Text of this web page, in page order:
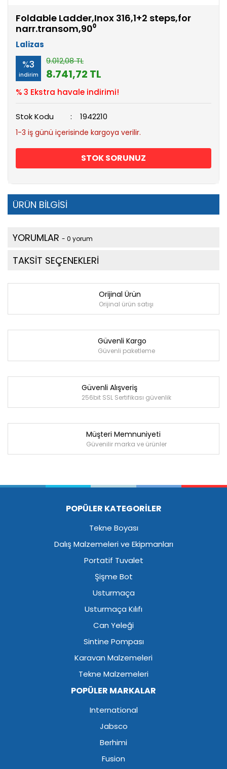
Foldable Ladder,Inox 316,1+2 steps,for
narr.transom,90⁰
Lalizas
%3
indirim
9.012,08 TL
8.741,72 TL
% 3 Ekstra havale indirimi!
Stok Kodu 1942210
1-3 iş günü içerisinde kargoya verilir.
STOK SORUNUZ
ÜRÜN BİLGİSİ
YORUMLAR - 0 yorum
TAKSİT SEÇENEKLERİ
Orijinal Ürün
Orijinal ürün satışı
Güvenli Kargo
Güvenli paketleme
Güvenli Alışveriş
256bit SSL Sertifikası güvenlik
Müşteri Memnuniyeti
Güvenilir marka ve ürünler
POPÜLER KATEGORİLER
Tekne Boyası
Dalış Malzemeleri ve Ekipmanları
Portatif Tuvalet
Şişme Bot
Usturmaça
Usturmaça Kılıfı
Can Yeleği
Sintine Pompası
Karavan Malzemeleri
Tekne Malzemeleri
POPÜLER MARKALAR
International
Jabsco
Berhimi
Fusion